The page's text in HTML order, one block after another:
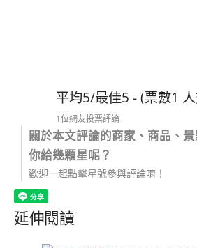
平均5/最佳5 - (票數1
1位網友投票評論
關於本文評論的商家、商品、
你給幾顆星呢？
歡迎一起點擊星號參與評論唷！
延伸閱讀